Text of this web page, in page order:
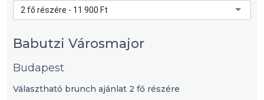
2 fő részére - 11 900 Ft
Babutzi Városmajor
Budapest
Választható brunch ajánlat 2 fő részére